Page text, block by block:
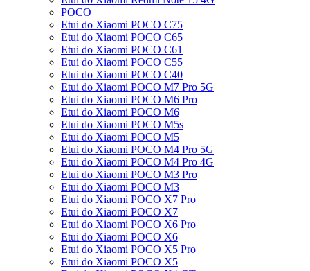
POCO
Etui do Xiaomi POCO C75
Etui do Xiaomi POCO C65
Etui do Xiaomi POCO C61
Etui do Xiaomi POCO C55
Etui do Xiaomi POCO C40
Etui do Xiaomi POCO M7 Pro 5G
Etui do Xiaomi POCO M6 Pro
Etui do Xiaomi POCO M6
Etui do Xiaomi POCO M5s
Etui do Xiaomi POCO M5
Etui do Xiaomi POCO M4 Pro 5G
Etui do Xiaomi POCO M4 Pro 4G
Etui do Xiaomi POCO M3 Pro
Etui do Xiaomi POCO M3
Etui do Xiaomi POCO X7 Pro
Etui do Xiaomi POCO X7
Etui do Xiaomi POCO X6 Pro
Etui do Xiaomi POCO X6
Etui do Xiaomi POCO X5 Pro
Etui do Xiaomi POCO X5